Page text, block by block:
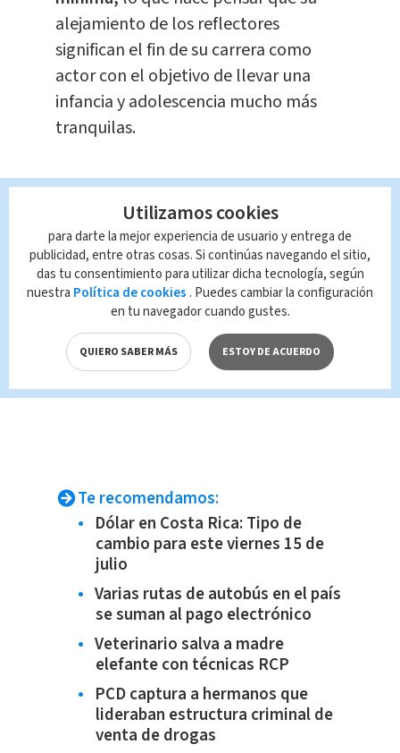
alejamiento de los reflectores
significan el fin de su carrera como
actor con el objetivo de llevar una
infancia y adolescencia mucho más
tranquilas.
Te recomendamos:
Dólar en Costa Rica: Tipo de
cambio para este viernes 15 de
julio
Varias rutas de autobús en el país
se suman al pago electrónico
Veterinario salva a madre
elefante con técnicas RCP
PCD captura a hermanos que
lideraban estructura criminal de
venta de drogas
Utilizamos cookies
para darte la mejor experiencia de usuario y entrega de
publicidad, entre otras cosas. Si continúas navegando el sitio,
das tu consentimiento para utilizar dicha tecnología, según
nuestra Política de cookies . Puedes cambiar la configuración
en tu navegador cuando gustes.
QUIERO SABER MÁS ESTOY DE ACUERDO